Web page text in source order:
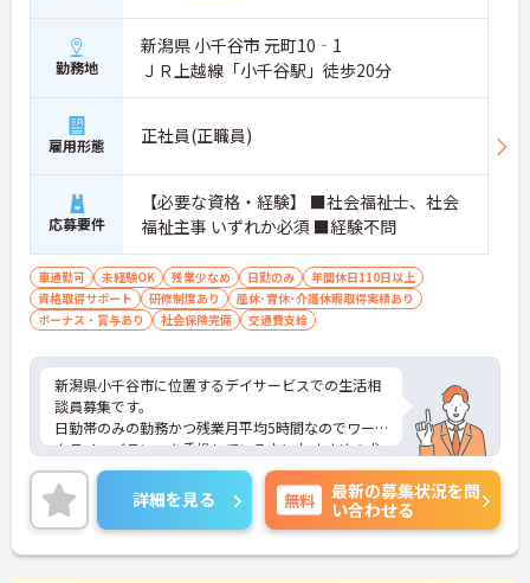
勤務地
新潟県 小千谷市 元町10‐1
ＪＲ上越線「小千谷駅」徒歩20分
雇用形態 正社員(正職員)
応募要件
【必要な資格・経験】 ■社会福祉士、社会
福祉主事 いずれか必須 ■経験不問
車通勤可 未経験OK 残業少なめ 日勤のみ
年間休日110日以上
資格取得サポート
研修制度あり
産休･育休･介護休暇取得実績あり
ボーナス・賞与あり
社会保険完備 交通費支給
新潟県小千谷市に位置するデイサービスでの生活相
談員募集です。
日勤帯のみの勤務かつ残業月平均5時間なのでワー
クライフバランスを重視している方におすすめの求
人です♪
ご興味のある方はご面接のポイントお伝えしますの
でご気軽にお問合せください。
詳細を見る 無料
最新の募集状況を問
い合わせる